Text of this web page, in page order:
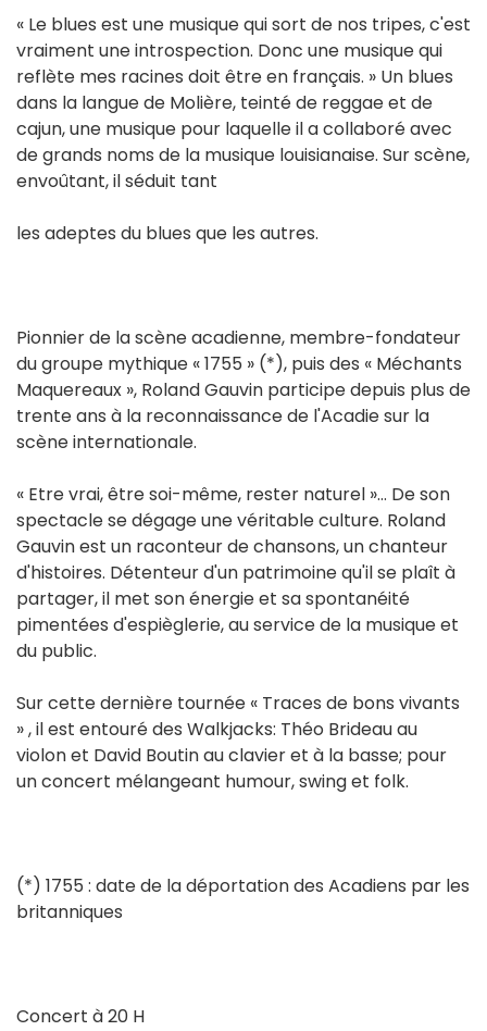
« Le blues est une musique qui sort de nos tripes, c'est
vraiment une introspection. Donc une musique qui
reflète mes racines doit être en français. » Un blues
dans la langue de Molière, teinté de reggae et de
cajun, une musique pour laquelle il a collaboré avec
de grands noms de la musique louisianaise. Sur scène,
envoûtant, il séduit tant
les adeptes du blues que les autres.
Pionnier de la scène acadienne, membre-fondateur
du groupe mythique « 1755 » (*), puis des « Méchants
Maquereaux », Roland Gauvin participe depuis plus de
trente ans à la reconnaissance de l'Acadie sur la
scène internationale.
« Etre vrai, être soi-même, rester naturel »… De son
spectacle se dégage une véritable culture. Roland
Gauvin est un raconteur de chansons, un chanteur
d'histoires. Détenteur d'un patrimoine qu'il se plaît à
partager, il met son énergie et sa spontanéité
pimentées d'espièglerie, au service de la musique et
du public.
Sur cette dernière tournée « Traces de bons vivants
» , il est entouré des Walkjacks: Théo Brideau au
violon et David Boutin au clavier et à la basse; pour
un concert mélangeant humour, swing et folk.
(*) 1755 : date de la déportation des Acadiens par les
britanniques
Concert à 20 H